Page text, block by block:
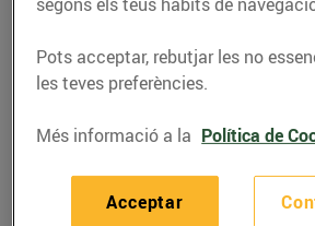
Horaris Esclat
Pots acceptar, rebutjar les no
les teves preferències.
Més informació a la Política de
Acceptar